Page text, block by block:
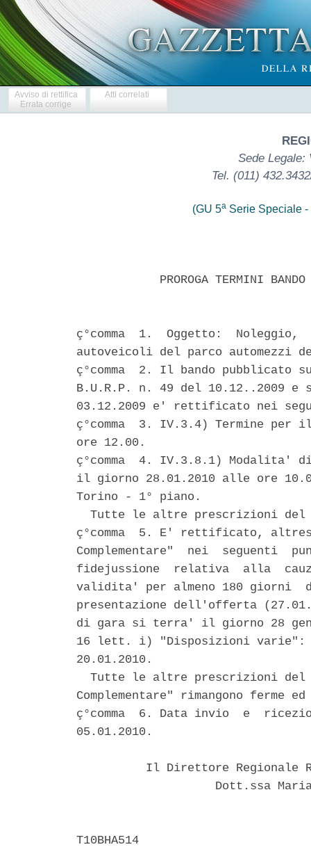
Avviso di rettifica
Errata corrige
Atti correlati
Sede Legale:
Tel. (011)
(GU 5aSerie Speciale -
PROROGA TERMINI
ç°comma  1.  Oggetto:
autoveicoli del parco automezzi
ç°comma  2. Il bando
B.U.R.P. n. 49 del 10.12..2009 e
03.12.2009 e' rettificato nei
ç°comma  3. IV.3.4) Termine
ore 12.00.
ç°comma  4. IV.3.8.1) Modalita'
il giorno 28.01.2010 alle ore
Torino - 1° piano.
Tutte le altre prescrizioni
ç°comma  5. E' rettificato,
Complementare"  nei  seguenti
fidejussione  relativa  alla
validita' per almeno 180 giorni
presentazione dell'offerta
di gara si terra' il giorno 28
16 lett. i) "Disposizioni varie":
20.01.2010.
Tutte le altre prescrizioni
Complementare" rimangono ferme
ç°comma  6. Data invio  e
05.01.2010.
Il Direttore Regionale
Dott.ssa